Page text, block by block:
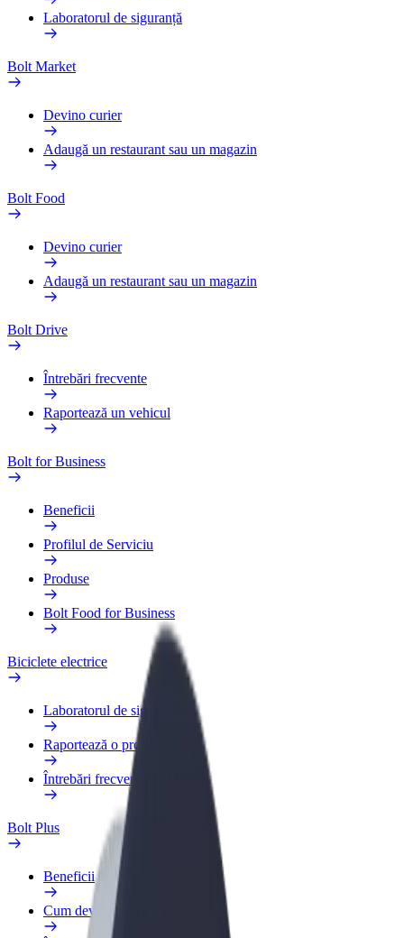
Laboratorul de siguranță
Bolt Market
Devino curier
Adaugă un restaurant sau un magazin
Bolt Food
Devino curier
Adaugă un restaurant sau un magazin
Bolt Drive
Întrebări frecvente
Raportează un vehicul
Bolt for Business
Beneficii
Profilul de Serviciu
Produse
Bolt Food for Business
Biciclete electrice
Laboratorul de siguranță
Raportează o problemă
Întrebări frecvente
Bolt Plus
Beneficii
Cum devii membru